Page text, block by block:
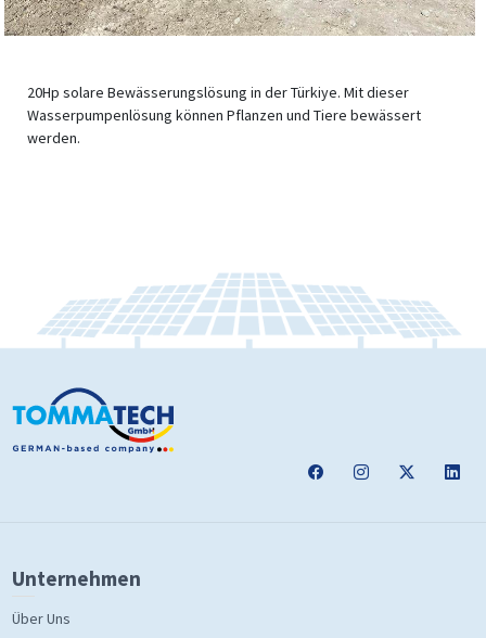
20Hp solare Bewässerungslösung in der Türkiye. Mit dieser
Wasserpumpenlösung können Pflanzen und Tiere bewässert
werden.
Unternehmen
Über Uns